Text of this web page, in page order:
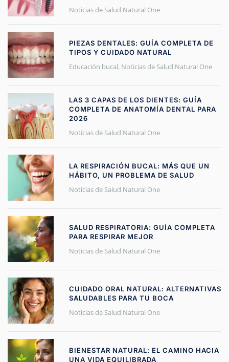
Noticias de Salud Natural One
PIEZAS DENTALES: GUÍA COMPLETA DE
TIPOS Y CUIDADO NATURAL
Educación bucal, Noticias de Salud Natural One
LAS 3 CAPAS DE LOS DIENTES: GUÍA
COMPLETA DE ANATOMÍA DENTAL PARA
2026
Noticias de Salud Natural One
LA RESPIRACIÓN BUCAL: MÁS QUE UN
HÁBITO, UN PROBLEMA DE SALUD
Noticias de Salud Natural One
SALUD RESPIRATORIA: GUÍA COMPLETA
PARA RESPIRAR MEJOR
Noticias de Salud Natural One
CUIDADO ORAL NATURAL: ALTERNATIVAS
SALUDABLES PARA TU BOCA
Noticias de Salud Natural One
BIENESTAR NATURAL: EL CAMINO HACIA
UNA VIDA EQUILIBRADA